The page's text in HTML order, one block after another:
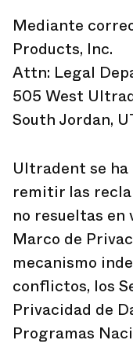
Mediante
Products, Inc.
Attn: Legal
505 West
South Jordan,
Ultradent se
remitir las
no resueltas
Marco de
mecanismo
conflictos, los
Privacidad de
Programas